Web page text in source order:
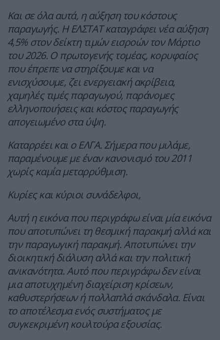
Και σε όλα αυτά, η αύξηση του κόστους
παραγωγής. Η ΕΛΣΤΑΤ καταγράφει νέα αύξηση
4,5% στον δείκτη τιμών εισροών τον Μάρτιο
του 2026. Ο πρωτογενής τομέας, κορυφαίος
που έπρεπε να στηρίξουμε και να
ενισχύσουμε, ζει ενεργειακή ακρίβεια,
χαμηλές τιμές παραγωγού, παράνομες
ελληνοποιήσεις και κόστος παραγωγής
απογειωμένο στα ύψη.
Καταρρέει και ο ΕΛΓΑ. Σήμερα που μιλάμε,
παραμένουμε με έναν κανονισμό του 2011
χωρίς καμία μεταρρύθμιση.
Κυρίες και κύριοι συνάδελφοι,
Αυτή η εικόνα που περιγράφω είναι μία εικόνα
που αποτυπώνει τη θεσμική παρακμή αλλά και
την παραγωγική παρακμή. Αποτυπώνει την
διοικητική διάλυση αλλά και την πολιτική
ανικανότητα. Αυτό που περιγράφω δεν είναι
μια αποτυχημένη διαχείριση κρίσεων,
καθυστερήσεων ή πολλαπλά σκάνδαλα. Είναι
το αποτέλεσμα ενός συστήματος με
συγκεκριμένη κουλτούρα εξουσίας.